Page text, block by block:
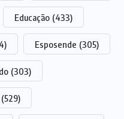
Educação (433)
Esposende (305)
(303)
(529)